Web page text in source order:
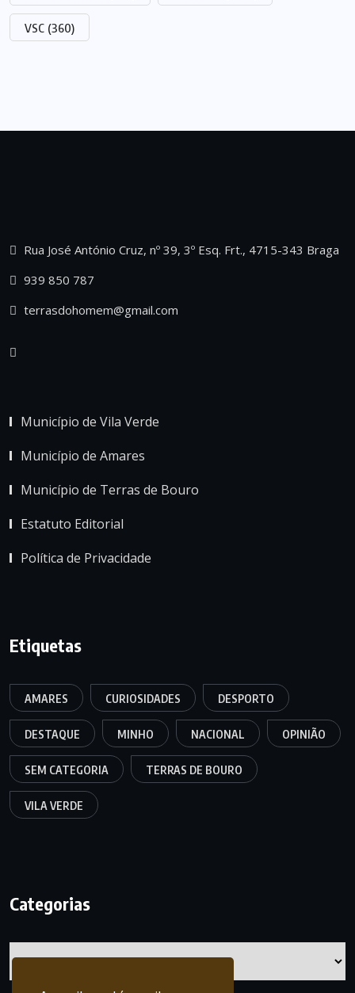
VSC (360)
Rua José António Cruz, nº 39, 3º Esq. Frt., 4715-343 Braga
939 850 787
terrasdohomem@gmail.com
Município de Vila Verde
Município de Amares
Município de Terras de Bouro
Estatuto Editorial
Política de Privacidade
Etiquetas
AMARES CURIOSIDADES DESPORTO
DESTAQUE MINHO NACIONAL OPINIÃO
SEM CATEGORIA TERRAS DE BOURO
VILA VERDE
Categorias